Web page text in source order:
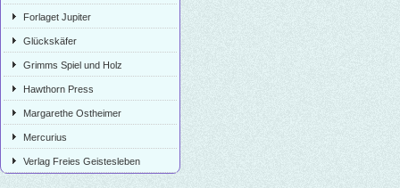
Forlaget Jupiter
Glückskäfer
Grimms Spiel und Holz
Hawthorn Press
Margarethe Ostheimer
Mercurius
Verlag Freies Geistesleben